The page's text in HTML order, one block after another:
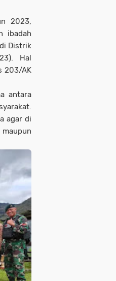
2023,
ibadah
Distrik
Hal
203/AK
antara
agar di